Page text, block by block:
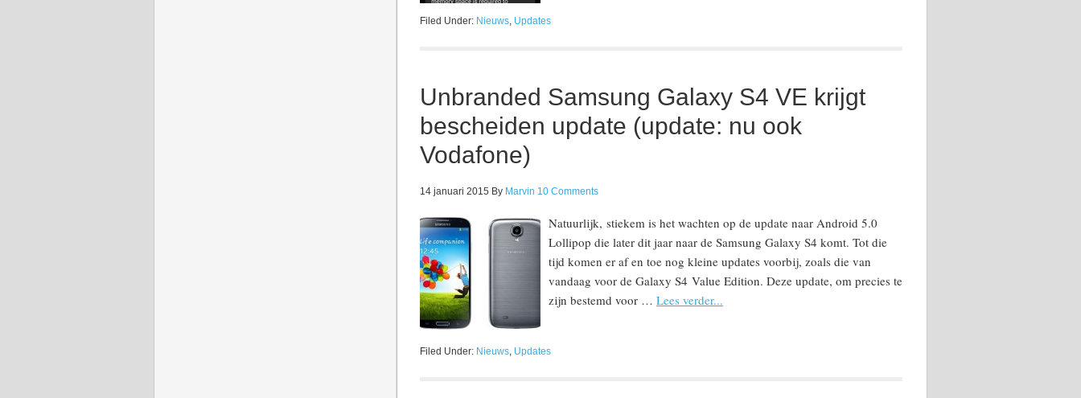
Filed Under: Nieuws, Updates
Unbranded Samsung Galaxy S4 VE krijgt
bescheiden update (update: nu ook
Vodafone)
14 januari 2015 By Marvin 10 Comments
Natuurlijk, stiekem is het wachten op de update naar Android 5.0
Lollipop die later dit jaar naar de Samsung Galaxy S4 komt. Tot die
tijd komen er af en toe nog kleine updates voorbij, zoals die van
vandaag voor de Galaxy S4 Value Edition. Deze update, om precies te
zijn bestemd voor … Lees verder...
Filed Under: Nieuws, Updates